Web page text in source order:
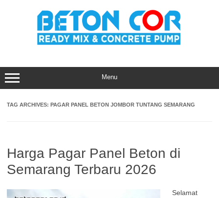
Menu
TAG ARCHIVES: PAGAR PANEL BETON JOMBOR TUNTANG SEMARANG
Harga Pagar Panel Beton di
Semarang Terbaru 2026
Selamat